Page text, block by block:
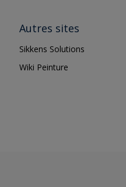
Autres sites
Sikkens Solutions
Wiki Peinture